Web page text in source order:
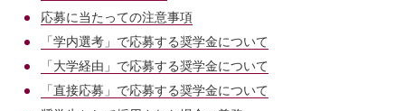
応募に当たっての注意事項
「学内選考」で応募する奨学金について
「大学経由」で応募する奨学金について
「直接応募」で応募する奨学金について